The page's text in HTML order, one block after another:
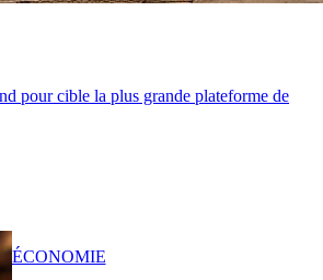
pour cible la plus grande plateforme de
ÉCONOMIE